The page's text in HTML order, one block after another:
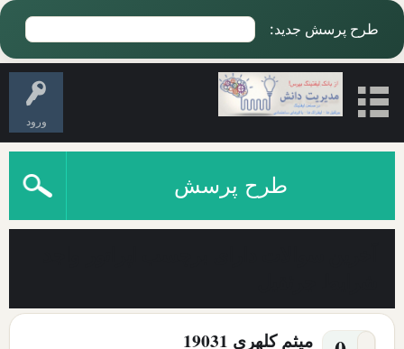
طرح پرسش جدید:
ورود
طرح پرسش
میثم کلهری 19031